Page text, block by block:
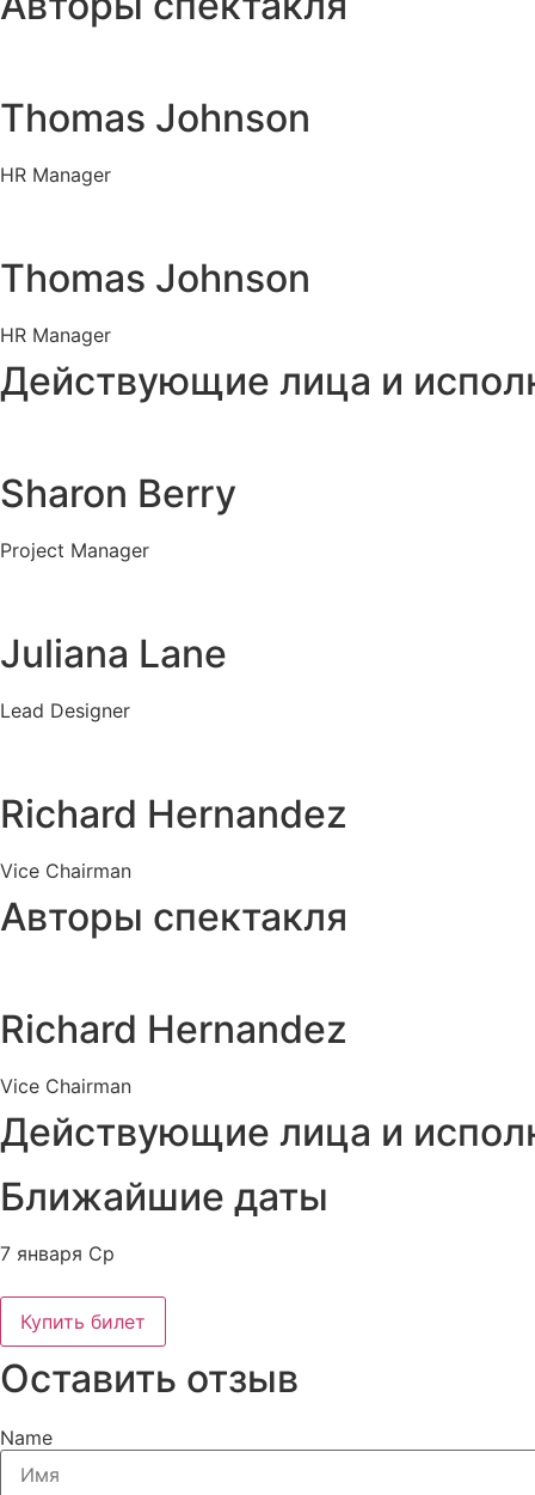
Thomas Johnson
HR Manager
Thomas Johnson
HR Manager
Действующие лица и
Sharon Berry
Project Manager
Juliana Lane
Lead Designer
Richard Hernandez
Vice Chairman
Авторы спектакля
Richard Hernandez
Vice Chairman
Действующие лица и
Ближайшие даты
7 января Ср
Купить билет
Оставить отзыв
Name